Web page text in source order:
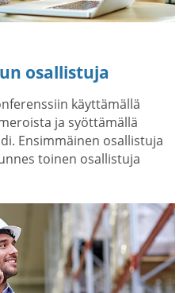
osallistuja
käyttämällä
ja syöttämällä
Ensimmäinen osallistuja
toinen osallistuja